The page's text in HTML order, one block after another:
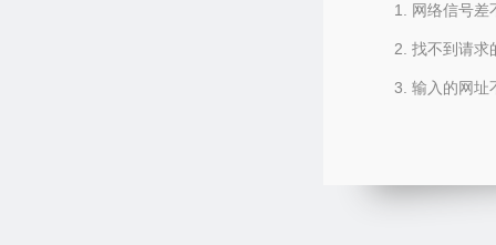
网络信号差
找不到请求
输入的网址